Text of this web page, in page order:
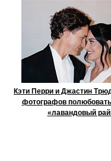
Кэти Перри и Джастин
фотографов
«лавандовый